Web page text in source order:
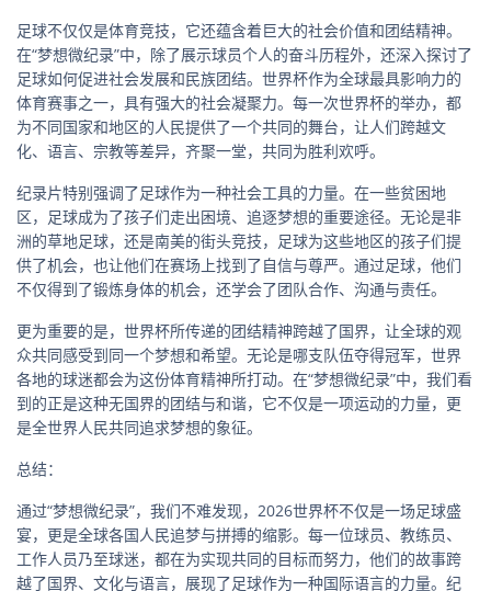
足球不仅仅是体育竞技，它还蕴含着巨大的社会价值和团结精神。
在“梦想微纪录”中，除了展示球员个人的奋斗历程外，还深入探讨了
足球如何促进社会发展和民族团结。世界杯作为全球最具影响力的
体育赛事之一，具有强大的社会凝聚力。每一次世界杯的举办，都
为不同国家和地区的人民提供了一个共同的舞台，让人们跨越文
化、语言、宗教等差异，齐聚一堂，共同为胜利欢呼。
纪录片特别强调了足球作为一种社会工具的力量。在一些贫困地
区，足球成为了孩子们走出困境、追逐梦想的重要途径。无论是非
洲的草地足球，还是南美的街头竞技，足球为这些地区的孩子们提
供了机会，也让他们在赛场上找到了自信与尊严。通过足球，他们
不仅得到了锻炼身体的机会，还学会了团队合作、沟通与责任。
更为重要的是，世界杯所传递的团结精神跨越了国界，让全球的观
众共同感受到同一个梦想和希望。无论是哪支队伍夺得冠军，世界
各地的球迷都会为这份体育精神所打动。在“梦想微纪录”中，我们看
到的正是这种无国界的团结与和谐，它不仅是一项运动的力量，更
是全世界人民共同追求梦想的象征。
总结：
通过“梦想微纪录”，我们不难发现，2026世界杯不仅是一场足球盛
宴，更是全球各国人民追梦与拼搏的缩影。每一位球员、教练员、
工作人员乃至球迷，都在为实现共同的目标而努力，他们的故事跨
越了国界、文化与语言，展现了足球作为一种国际语言的力量。纪